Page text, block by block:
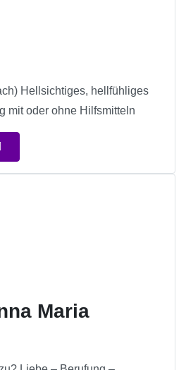
Hellsichtiges, hellfühliges
mit oder ohne Hilfsmitteln
Maria